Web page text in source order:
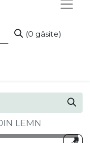
(0 găsite)
LEMN